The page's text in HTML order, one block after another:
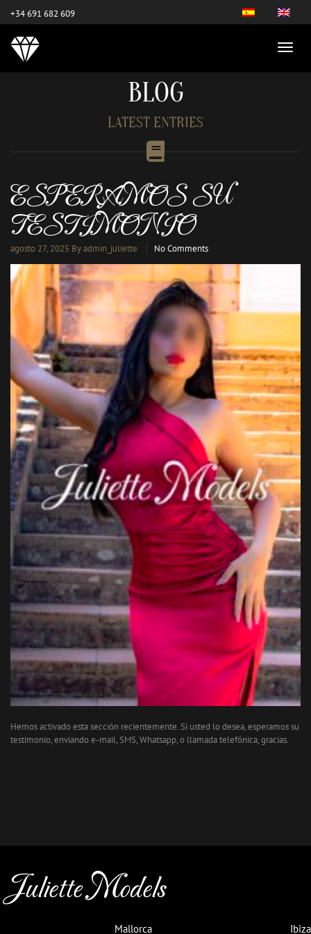
+34 691 682 609
BLOG
LATEST ENTRIES
ESPERAMOS SU
TESTIMONIO
agosto 27, 2025 By admin_juliette No Comments
Hemos activado esta sección recientemente. Si usted lo desea, esperamos su
testimonio, enviando e-mail, SMS, Whatsapp, o llamada telefónica, gracias.
Juliette Models
Mallorca Ibiza